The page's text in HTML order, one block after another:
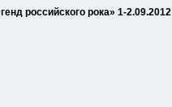
российского рока» 1-2.09.2012